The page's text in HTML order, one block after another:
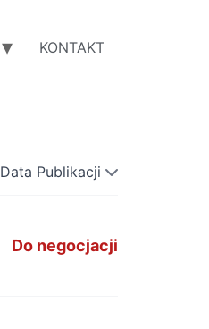
KONTAKT
Data Publikacji
Do negocjacji